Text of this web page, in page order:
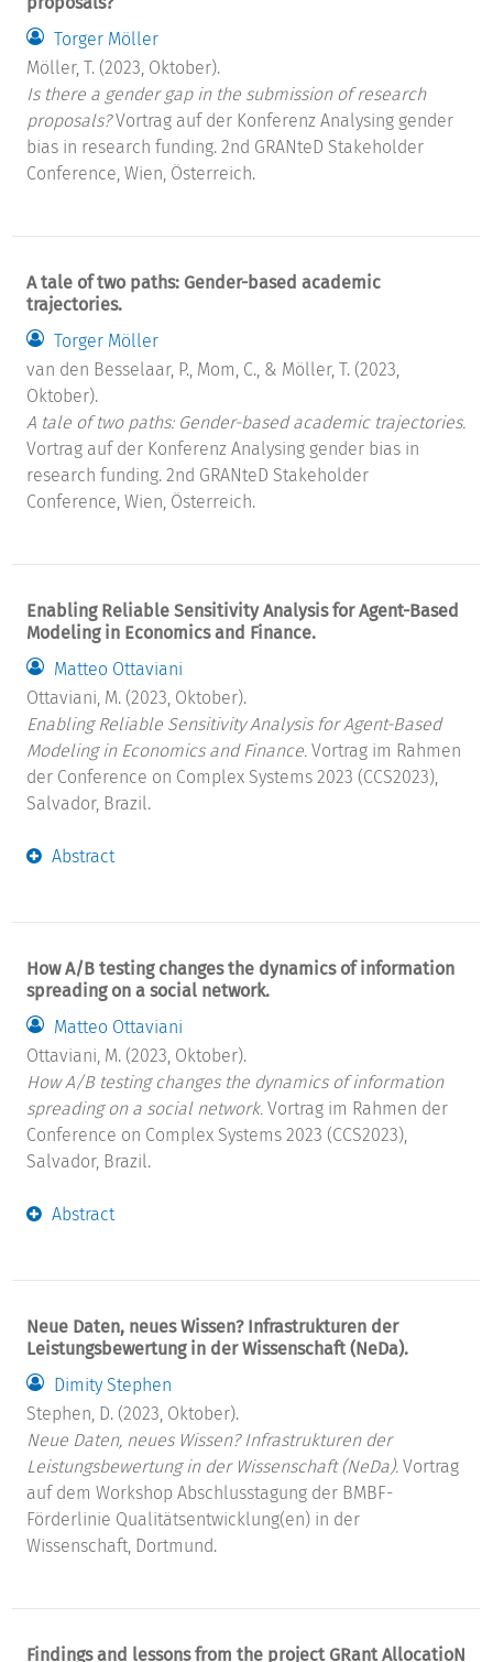
Torger Möller
Möller, T. (2023, Oktober).
Is there a gender gap in the submission of research
proposals?Vortrag auf der Konferenz Analysing gender
bias in research funding. 2nd GRANteD Stakeholder
Conference, Wien, Österreich.
A tale of two paths: Gender-based academic
trajectories.
Torger Möller
van den Besselaar, P., Mom, C., & Möller, T. (2023,
Oktober).
A tale of two paths: Gender-based academic trajectories.
Vortrag auf der Konferenz Analysing gender bias in
research funding. 2nd GRANteD Stakeholder
Conference, Wien, Österreich.
Enabling Reliable Sensitivity Analysis for Agent-Based
Modeling in Economics and Finance.
Matteo Ottaviani
Ottaviani, M. (2023, Oktober).
Enabling Reliable Sensitivity Analysis for Agent-Based
Modeling in Economics and Finance. Vortrag im Rahmen
der Conference on Complex Systems 2023 (CCS2023),
Salvador, Brazil.
Abstract
How A/B testing changes the dynamics of information
spreading on a social network.
Matteo Ottaviani
Ottaviani, M. (2023, Oktober).
How A/B testing changes the dynamics of information
spreading on a social network. Vortrag im Rahmen der
Conference on Complex Systems 2023 (CCS2023),
Salvador, Brazil.
Abstract
Neue Daten, neues Wissen? Infrastrukturen der
Leistungsbewertung in der Wissenschaft (NeDa).
Dimity Stephen
Stephen, D. (2023, Oktober).
Neue Daten, neues Wissen? Infrastrukturen der
Leistungsbewertung in der Wissenschaft (NeDa). Vortrag
auf dem Workshop Abschlusstagung der BMBF-
Förderlinie Qualitätsentwicklung(en) in der
Wissenschaft, Dortmund.
Findings and lessons from the project GRant AllocatioN